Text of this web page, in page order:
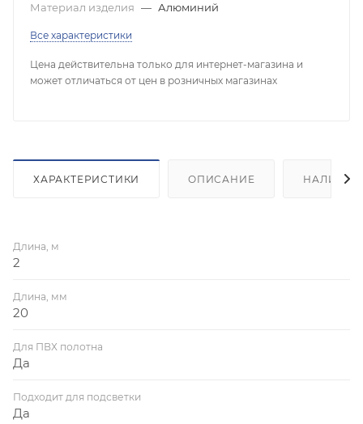
Материал изделия — Алюминий
Все характеристики
Цена действительна только для интернет-магазина и
может отличаться от цен в розничных магазинах
ХАРАКТЕРИСТИКИ ОПИСАНИЕ НАЛИЧИЕ
Длина, м
2
Длина, мм
20
Для ПВХ полотна
Да
Подходит для подсветки
Да